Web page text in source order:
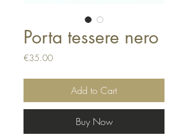
Porta tessere nero
€35.00Price
Add to Cart
Buy Now